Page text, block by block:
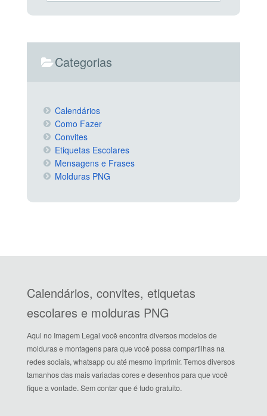
Categorias
Calendários
Como Fazer
Convites
Etiquetas Escolares
Mensagens e Frases
Molduras PNG
Calendários, convites, etiquetas
escolares e molduras PNG
Aqui no Imagem Legal você encontra diversos modelos de
molduras e montagens para que você possa compartilhas na
redes sociais, whatsapp ou até mesmo imprimir. Temos diversos
tamanhos das mais variadas cores e desenhos para que você
fique a vontade. Sem contar que é tudo gratuito.